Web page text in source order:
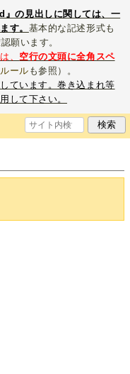
』の見出しに関しては、一
す。 基本的な記述形式も
願います。
、 空行の文頭に全角スペ
ール も参照）。
ています。巻き込まれ等
して下さい。